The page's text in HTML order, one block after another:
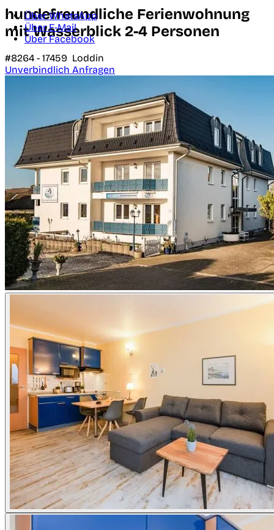
Über WhatsApp
Über E-Mail
Über Facebook
hundefreundliche Ferienwohnung
mit Wasserblick 2-4 Personen
#8264 - 17459 Loddin
Unverbindlich Anfragen